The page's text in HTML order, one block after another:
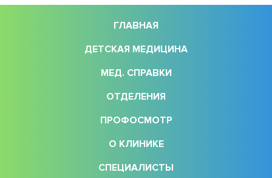
ГЛАВНАЯ
ДЕТСКАЯ МЕДИЦИНА
МЕД. СПРАВКИ
ОТДЕЛЕНИЯ
ПРОФОСМОТР
О КЛИНИКЕ
СПЕЦИАЛИСТЫ